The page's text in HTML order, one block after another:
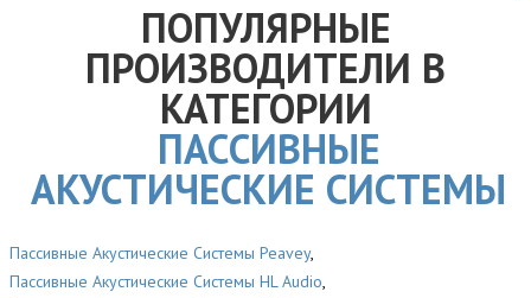
ПОПУЛЯРНЫЕ
ПРОИЗВОДИТЕЛИ В
КАТЕГОРИИ
ПАСCИВНЫЕ
АКУСТИЧЕСКИЕ СИСТЕМЫ
Пасcивные Акустические Системы Peavey,
Пасcивные Акустические Системы HL Audio,